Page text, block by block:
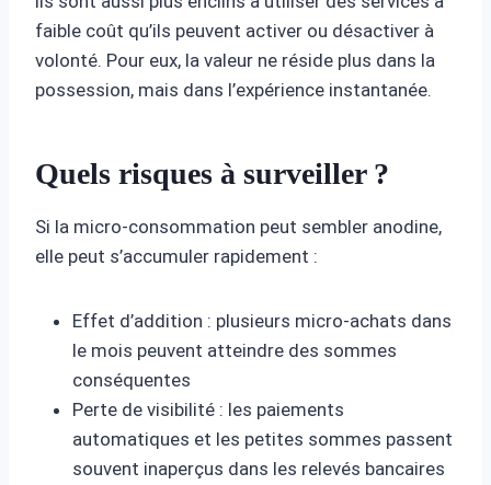
faible coût qu’ils peuvent activer ou désactiver à
volonté. Pour eux, la valeur ne réside plus dans la
possession, mais dans l’expérience instantanée.
Quels risques à surveiller ?
Si la micro-consommation peut sembler anodine,
elle peut s’accumuler rapidement :
Effet d’addition : plusieurs micro-achats dans
le mois peuvent atteindre des sommes
conséquentes
Perte de visibilité : les paiements
automatiques et les petites sommes passent
souvent inaperçus dans les relevés bancaires